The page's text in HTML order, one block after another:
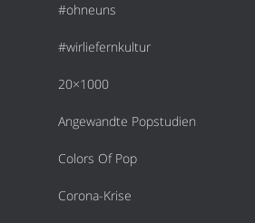
#ohneuns
#wirliefernkultur
20×1000
Angewandte Popstudien
Colors Of Pop
Corona-Krise